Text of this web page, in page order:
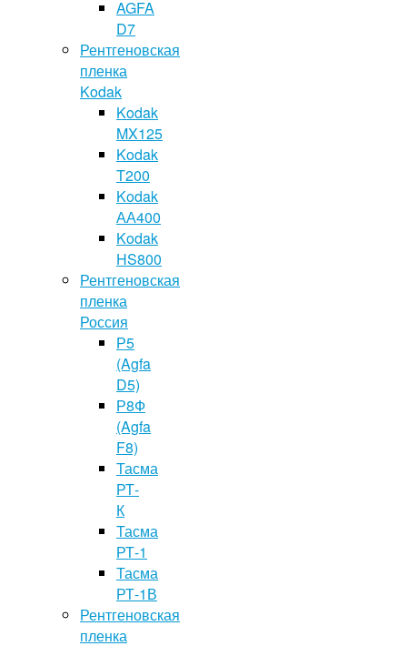
AGFA
D7
Рентгеновская
пленка
Kodak
Kodak
MX125
Kodak
T200
Kodak
АА400
Kodak
HS800
Рентгеновская
пленка
Россия
Р5
(Agfa
D5)
Р8Ф
(Agfa
F8)
Тасма
РТ-
К
Тасма
РТ-1
Тасма
РТ-1В
Рентгеновская
пленка